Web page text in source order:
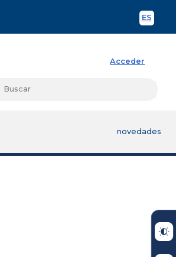
ES
Acceder
novedades